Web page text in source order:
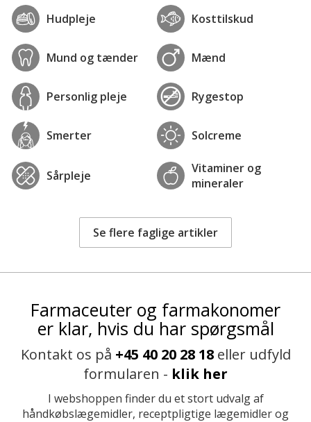
Hudpleje Kosttilskud
Mund og tænder Mænd
Personlig pleje Rygestop
Smerter Solcreme
Sårpleje
Vitaminer og
mineraler
Se flere faglige artikler
Farmaceuter og farmakonomer
er klar, hvis du har spørgsmål
Kontakt os på +45 40 20 28 18eller udfyld
formularen - klik her
I webshoppen finder du et stort udvalg af
håndkøbslægemidler, receptpligtige lægemidler og